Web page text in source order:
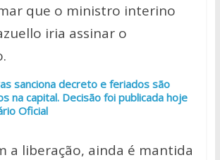
que o ministro interino
iria assinar o
sanciona decreto e feriados são
na capital. Decisão foi publicada hoje
Oficial
a liberação, ainda é mantida